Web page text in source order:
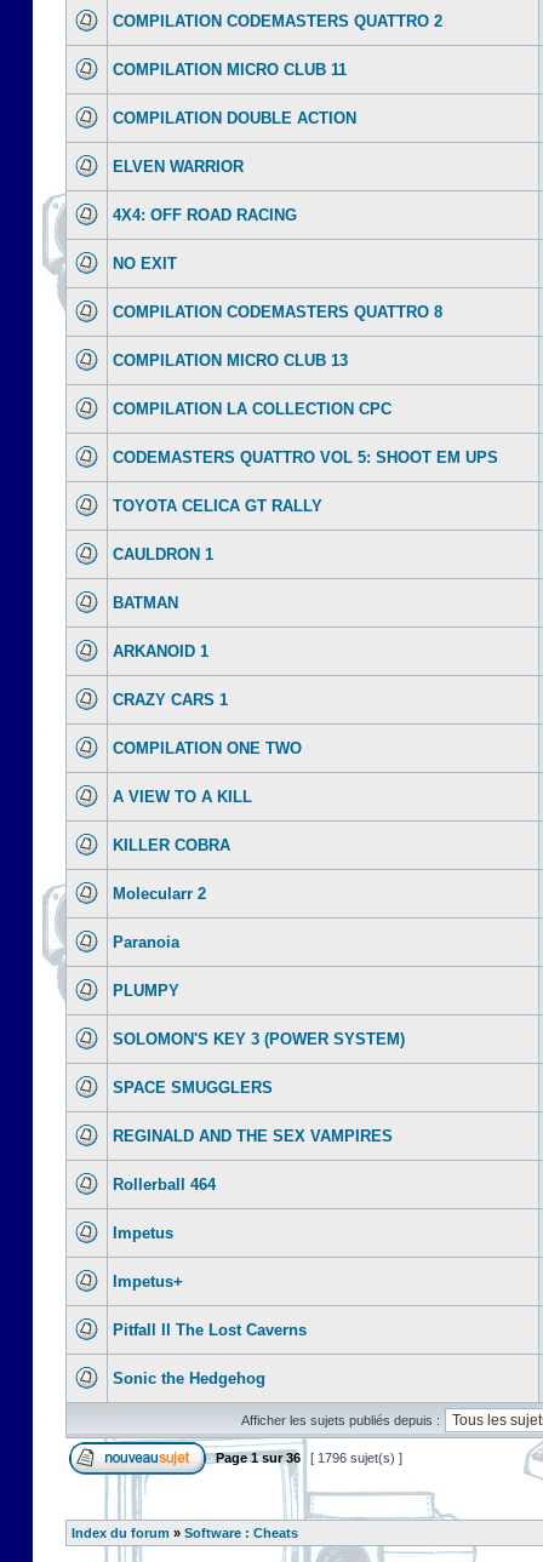
COMPILATION CODEMASTERS QUATTRO 2
COMPILATION MICRO CLUB 11
COMPILATION DOUBLE ACTION
ELVEN WARRIOR
4X4: OFF ROAD RACING
NO EXIT
COMPILATION CODEMASTERS QUATTRO 8
COMPILATION MICRO CLUB 13
COMPILATION LA COLLECTION CPC
CODEMASTERS QUATTRO VOL 5: SHOOT EM UPS
TOYOTA CELICA GT RALLY
CAULDRON 1
BATMAN
ARKANOID 1
CRAZY CARS 1
COMPILATION ONE TWO
A VIEW TO A KILL
KILLER COBRA
Molecularr 2
Paranoia
PLUMPY
SOLOMON'S KEY 3 (POWER SYSTEM)
SPACE SMUGGLERS
REGINALD AND THE SEX VAMPIRES
Rollerball 464
Impetus
Impetus+
Pitfall II The Lost Caverns
Sonic the Hedgehog
Afficher les sujets publiés depuis :
Page1sur36 [ 1796 sujet(s) ]
Index du forum » Software : Cheats